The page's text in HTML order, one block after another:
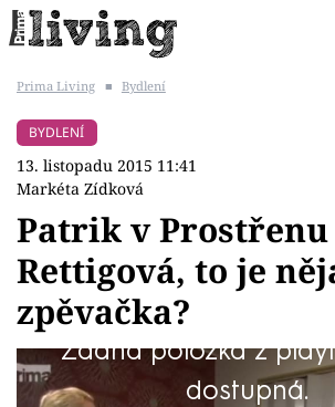
BYDLENÍ SLAVNÝCH
Témata
Bydlení
Zahrada
Prima Living ■ Bydlení
BYDLENÍ
13. listopadu 2015 11:41
Markéta Zídková
Patrik v
Rettigová, to je
zpěvačka?
Žádná položka z
dostupná.
Nakonec je z toho sázka o